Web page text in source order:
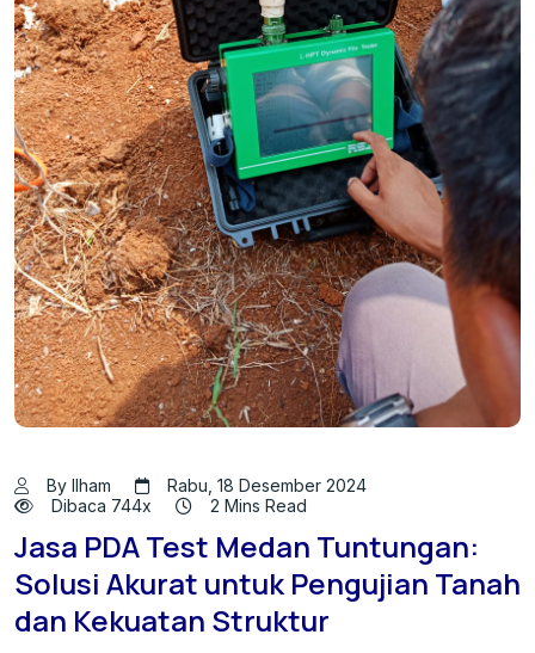
By Ilham
Rabu, 18 Desember 2024
Dibaca 744x
2 Mins Read
Jasa PDA Test Medan Tuntungan:
Solusi Akurat untuk Pengujian Tanah
dan Kekuatan Struktur